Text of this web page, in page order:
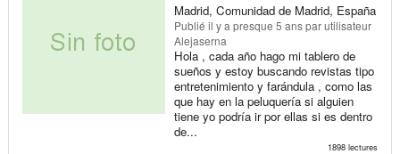
Madrid, Comunidad de Madrid, España
Publié il y a presque 5 anspar utilisateur
Alejaserna
Hola , cada año hago mi tablero de
sueños y estoy buscando revistas tipo
entretenimiento y farándula , como las
que hay en la peluquería si alguien
tiene yo podría ir por ellas si es dentro
de...
1898 lectures